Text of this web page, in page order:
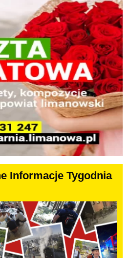
Informacje Tygodnia